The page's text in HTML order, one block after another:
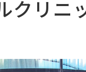
クリニ